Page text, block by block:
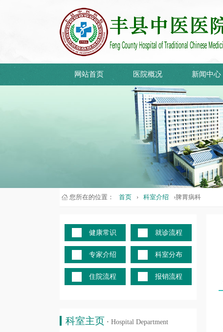
网站首页 医院概况 新闻中心
您所在的位置： 首页 › 科室介绍 ›脾胃病科
健康常识 就诊流程
专家介绍 科室分布
住院流程 报销流程
科室主页 · Hospital Department